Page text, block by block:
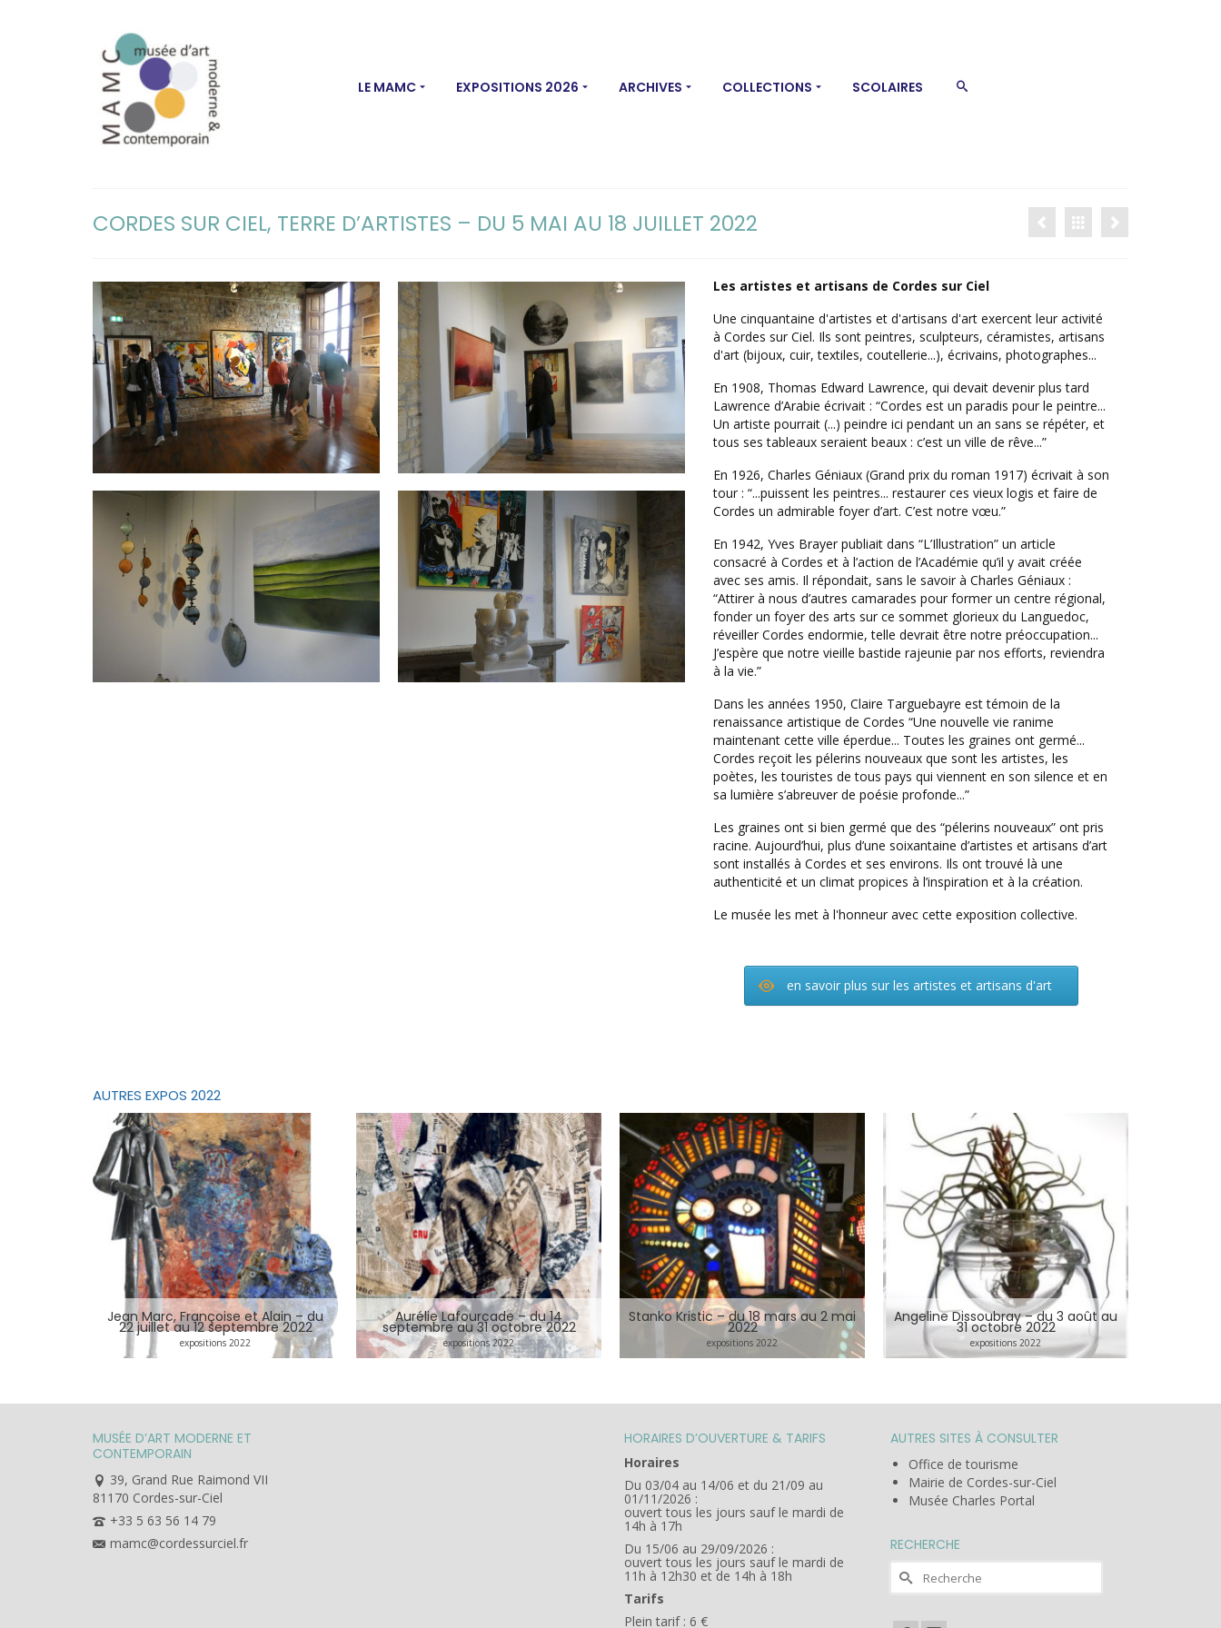
LE MAMC EXPOSITIONS 2026 ARCHIVES COLLECTIONS SCOLAIRES
CORDES SUR CIEL, TERRE D’ARTISTES – DU 5 MAI AU 18 JUILLET 2022
Les artistes et artisans de Cordes sur Ciel
Une cinquantaine d'artistes et d'artisans d'art exercent leur activité
à Cordes sur Ciel. Ils sont peintres, sculpteurs, céramistes, artisans
d'art (bijoux, cuir, textiles, coutellerie...), écrivains, photographes...
En 1908, Thomas Edward Lawrence, qui devait devenir plus tard
Lawrence d’Arabie écrivait : “Cordes est un paradis pour le peintre...
Un artiste pourrait (...) peindre ici pendant un an sans se répéter, et
tous ses tableaux seraient beaux : c’est un ville de rêve...”
En 1926, Charles Géniaux (Grand prix du roman 1917) écrivait à son
tour : “...puissent les peintres... restaurer ces vieux logis et faire de
Cordes un admirable foyer d’art. C’est notre vœu.”
En 1942, Yves Brayer publiait dans “L’Illustration” un article
consacré à Cordes et à l’action de l’Académie qu’il y avait créée
avec ses amis. Il répondait, sans le savoir à Charles Géniaux :
“Attirer à nous d’autres camarades pour former un centre régional,
fonder un foyer des arts sur ce sommet glorieux du Languedoc,
réveiller Cordes endormie, telle devrait être notre préoccupation...
J’espère que notre vieille bastide rajeunie par nos efforts, reviendra
à la vie.”
Dans les années 1950, Claire Targuebayre est témoin de la
renaissance artistique de Cordes “Une nouvelle vie ranime
maintenant cette ville éperdue... Toutes les graines ont germé...
Cordes reçoit les pélerins nouveaux que sont les artistes, les
poètes, les touristes de tous pays qui viennent en son silence et en
sa lumière s’abreuver de poésie profonde...”
Les graines ont si bien germé que des “pélerins nouveaux” ont pris
racine. Aujourd’hui, plus d’une soixantaine d’artistes et artisans d’art
sont installés à Cordes et ses environs. Ils ont trouvé là une
authenticité et un climat propices à l’inspiration et à la création.
Le musée les met à l'honneur avec cette exposition collective.
en savoir plus sur les artistes et artisans d'art
AUTRES EXPOS 2022
Jean Marc, Françoise et Alain – du
22 juillet au 12 septembre 2022
expositions 2022
Aurélie Lafourcade – du 14
septembre au 31 octobre 2022
expositions 2022
Stanko Kristic – du 18 mars au 2 mai
2022
expositions 2022
Angeline Dissoubray – du 3 août au
31 octobre 2022
expositions 2022
MUSÉE D’ART MODERNE ET
CONTEMPORAIN
39, Grand Rue Raimond VII
81170 Cordes-sur-Ciel
+33 5 63 56 14 79
mamc@cordessurciel.fr
HORAIRES D’OUVERTURE & TARIFS
Horaires
Du 03/04 au 14/06 et du 21/09 au
01/11/2026 :
ouvert tous les jours sauf le mardi de
14h à 17h
Du 15/06 au 29/09/2026 :
ouvert tous les jours sauf le mardi de
11h à 12h30 et de 14h à 18h
Tarifs
Plein tarif : 6 €
AUTRES SITES À CONSULTER
Office de tourisme
Mairie de Cordes-sur-Ciel
Musée Charles Portal
RECHERCHE
Rechercher :